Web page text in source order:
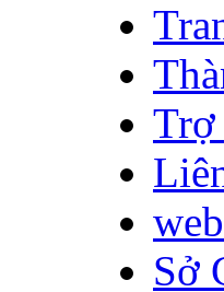
Trợ
Sở